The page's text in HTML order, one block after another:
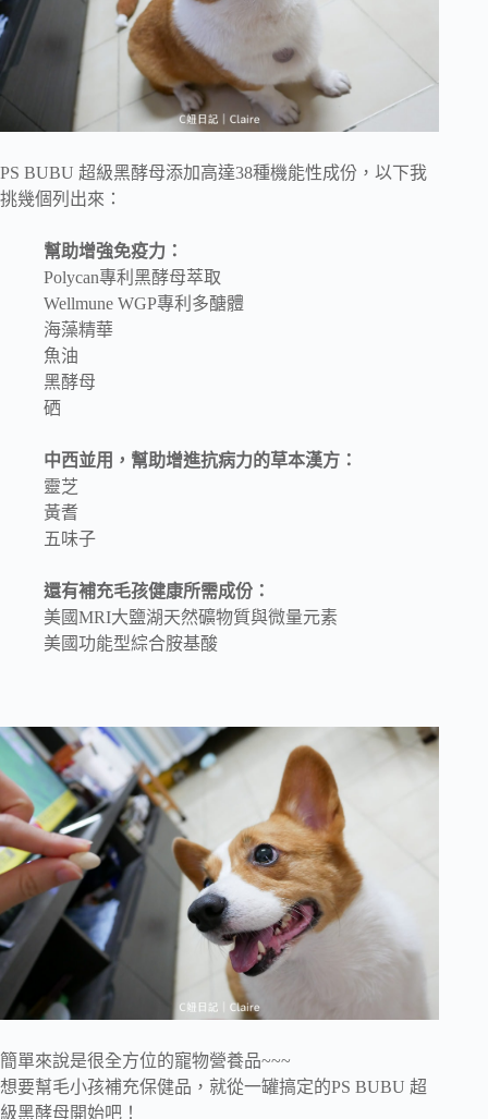
PS BUBU 超級黑酵母添加高達38種機能性成份，以下我
挑幾個列出來：
幫助增強免疫力：
Polycan專利黑酵母萃取
Wellmune WGP專利多醣體
海藻精華
魚油
黑酵母
硒
中西並用，幫助增進抗病力的草本漢方：
靈芝
黃耆
五味子
還有補充毛孩健康所需成份：
美國MRI大鹽湖天然礦物質與微量元素
美國功能型綜合胺基酸
簡單來說是很全方位的寵物營養品~~~
想要幫毛小孩補充保健品，就從一罐搞定的PS BUBU 超
級黑酵母開始吧！